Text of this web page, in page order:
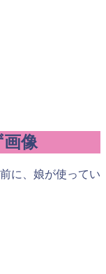
像
に、娘が使ってい